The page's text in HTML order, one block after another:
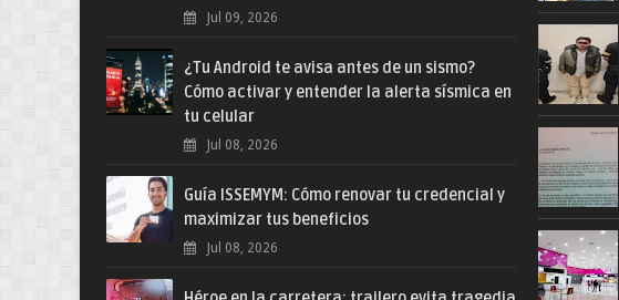
Jul 09, 2026
¿Tu Android te avisa antes de un sismo?
Cómo activar y entender la alerta sísmica en
tu celular
Jul 08, 2026
Guía ISSEMYM: Cómo renovar tu credencial y
maximizar tus beneficios
Jul 08, 2026